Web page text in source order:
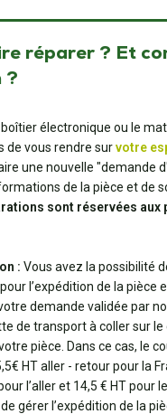
réparer ? Et
?
électronique ou le
de vous rendre survotre
une nouvelle "demande
de la pièce et de
sont réservées aux
: Vous avez la possibilité
l’expédition de la pièce
demande validée par
de transport à coller sur le
pièce. Dans ce cas, le
HT aller - retour pour la
l’aller et 14,5 € HT pour
gérer l’expédition de la